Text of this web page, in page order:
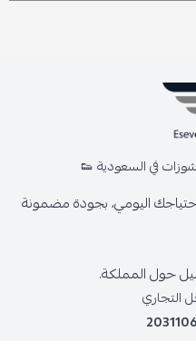
في السعودية 👟
اليومي، بجودة مضمونة
التجاري